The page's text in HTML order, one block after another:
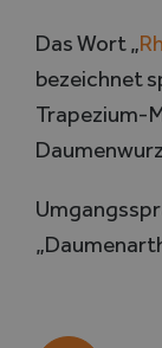
Das Wort „
bezeichnet
Trapezium-